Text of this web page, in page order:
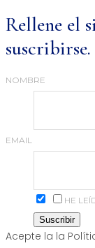
Rellene el
suscribirse.
NOMBRE
EMAIL
HE
Acepte la la